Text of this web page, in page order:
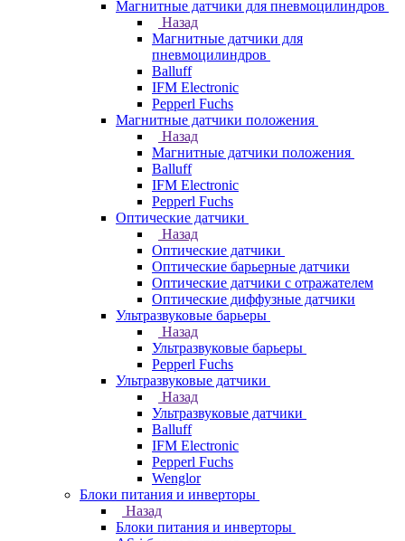
Магнитные датчики для пневмоцилиндров
Назад
Магнитные датчики для
пневмоцилиндров
Balluff
IFM Electronic
Pepperl Fuchs
Магнитные датчики положения
Назад
Магнитные датчики положения
Balluff
IFM Electronic
Pepperl Fuchs
Оптические датчики
Назад
Оптические датчики
Оптические барьерные датчики
Оптические датчики с отражателем
Оптические диффузные датчики
Ультразвуковые барьеры
Назад
Ультразвуковые барьеры
Pepperl Fuchs
Ультразвуковые датчики
Назад
Ультразвуковые датчики
Balluff
IFM Electronic
Pepperl Fuchs
Wenglor
Блоки питания и инверторы
Назад
Блоки питания и инверторы